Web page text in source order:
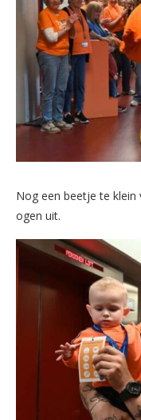
Nog een beetje te klein
ogen uit.